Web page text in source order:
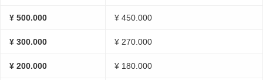
¥ 500.000 ¥ 450.000
¥ 300.000 ¥ 270.000
¥ 200.000 ¥ 180.000